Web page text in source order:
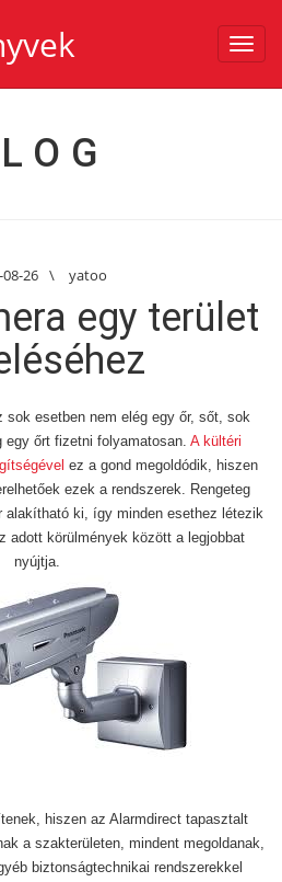
26 \ yatoo
egy terület
sok esetben nem elég egy őr, sőt, sok
őrt fizetni folyamatosan. A kültéri
ez a gond megoldódik, hiszen
ezek a rendszerek. Rengeteg
alakítható ki, így minden esethez létezik
adott körülmények között a legjobbat
nyújtja.
hiszen az Alarmdirect tapasztalt
a szakterületen, mindent megoldanak,
biztonságtechnikai rendszerekkel